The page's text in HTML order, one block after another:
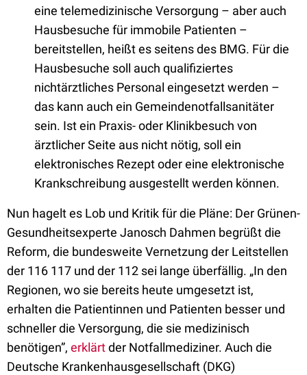
eine telemedizinische Versorgung – aber auch
Hausbesuche für immobile Patienten –
bereitstellen, heißt es seitens des BMG. Für die
Hausbesuche soll auch qualifiziertes
nichtärztliches Personal eingesetzt werden –
das kann auch ein Gemeindenotfallsanitäter
sein. Ist ein Praxis- oder Klinikbesuch von
ärztlicher Seite aus nicht nötig, soll ein
elektronisches Rezept oder eine elektronische
Krankschreibung ausgestellt werden können.
Nun hagelt es Lob und Kritik für die Pläne: Der Grünen-
Gesundheitsexperte Janosch Dahmen begrüßt die
Reform, die bundesweite Vernetzung der Leitstellen
der 116 117 und der 112 sei lange überfällig. „In den
Regionen, wo sie bereits heute umgesetzt ist,
erhalten die Patientinnen und Patienten besser und
schneller die Versorgung, die sie medizinisch
benötigen”, erklärtder Notfallmediziner. Auch die
Deutsche Krankenhausgesellschaft (DKG)